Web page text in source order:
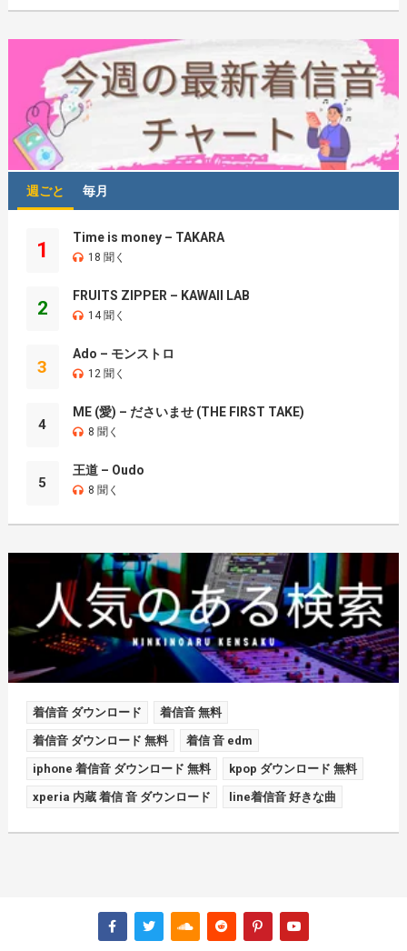
週ごと 毎月
1
Time is money – TAKARA
18 聞く
2
FRUITS ZIPPER – KAWAII LAB
14 聞く
3
Ado – モンストロ
12 聞く
4
ME (愛) – ださいませ (THE FIRST TAKE)
8 聞く
5
王道 – Oudo
8 聞く
着信音 ダウンロード 着信音 無料
着信音 ダウンロード 無料 着信 音 edm
iphone 着信音 ダウンロード 無料 kpop ダウンロード 無料
xperia 内蔵 着信 音 ダウンロード line着信音 好きな曲